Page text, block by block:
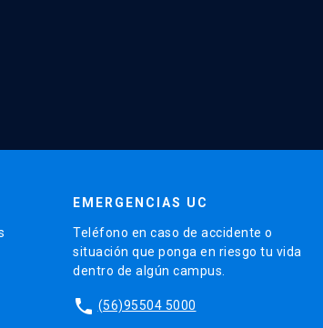
EMERGENCIAS UC
Teléfono en caso de accidente o
situación que ponga en riesgo tu vida
dentro de algún campus.
phone (56)95504 5000